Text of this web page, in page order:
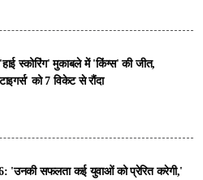
स्कोरिंग' मुकाबले में 'किंग्स' की जीत,
को 7 विकेट से रौंदा
'उनकी सफलता कई युवाओं को प्रेरित करेगी,'